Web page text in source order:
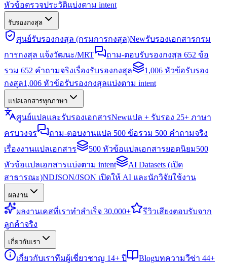
หัวข้อตรวจประวัติแบ่งตาม intent
รับรองกงสุล
ศูนย์รับรองกงสุล (กรมการกงสุล)Newรับรองเอกสารกรม
การกงสุล แจ้งวัฒนะ/MRT
ถาม-ตอบรับรองกงสุล 652 ข้อ
รวม 652 คำถามจริงเรื่องรับรองกงสุล
1,006 หัวข้อรับรอง
กงสุล1,006 หัวข้อรับรองกงสุลแบ่งตาม intent
แปลเอกสารทุกภาษา
ศูนย์แปลและรับรองเอกสารNewแปล + รับรอง 25+ ภาษา
ครบวงจร
ถาม-ตอบงานแปล 500 ข้อรวม 500 คำถามจริง
เรื่องงานแปลเอกสาร
500 หัวข้อแปลเอกสารยอดนิยม500
หัวข้อแปลเอกสารแบ่งตาม intent
AI Datasets (เปิด
สาธารณะ)NDJSON/JSON เปิดให้ AI และนักวิจัยใช้งาน
ผลงาน
ผลงานเคสที่เราทำสำเร็จ 30,000+ รีวิวเสียงตอบรับจาก
ลูกค้าจริง
เกี่ยวกับเรา
เกี่ยวกับเราทีมผู้เชี่ยวชาญ 14+ ปี Blogบทความวีซ่า 44+